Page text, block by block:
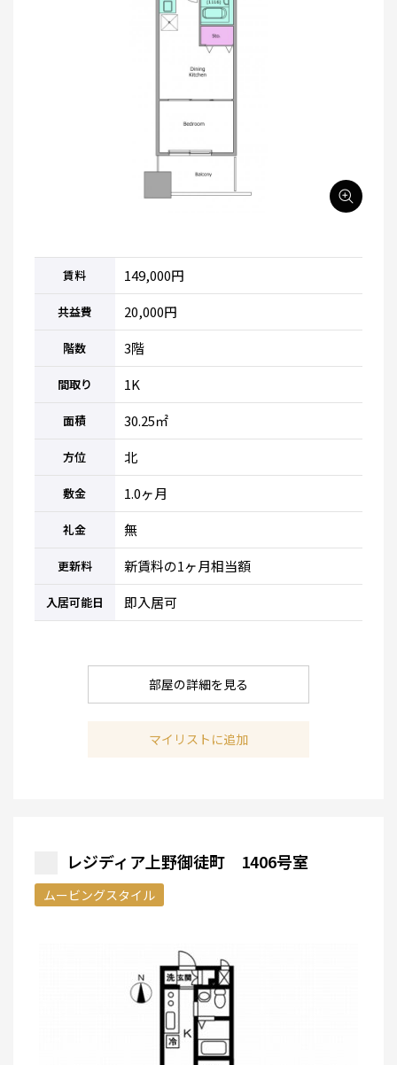
賃料 149,000円
共益費 20,000円
階数 3階
間取り 1K
面積 30.25㎡
方位 北
敷金 1.0ヶ月
礼金 無
更新料 新賃料の1ヶ月相当額
入居可能日 即入居可
部屋の詳細を見る
マイリストに追加
レジディア上野御徒町 1406号室
ムービングスタイル